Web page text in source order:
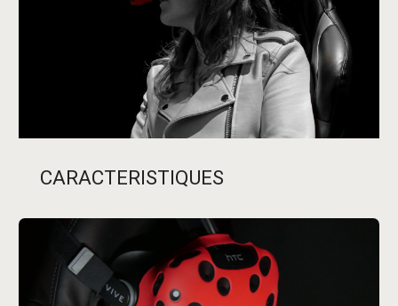
CARACTERISTIQUES